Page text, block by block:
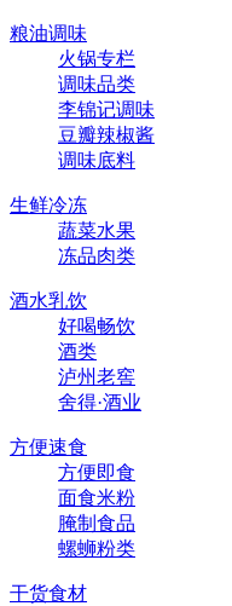
粮油调味
火锅专栏
调味品类
李锦记调味
豆瓣辣椒酱
调味底料
生鲜冷冻
蔬菜水果
冻品肉类
酒水乳饮
好喝畅饮
酒类
泸州老窖
舍得·酒业
方便速食
方便即食
面食米粉
腌制食品
螺蛳粉类
干货食材